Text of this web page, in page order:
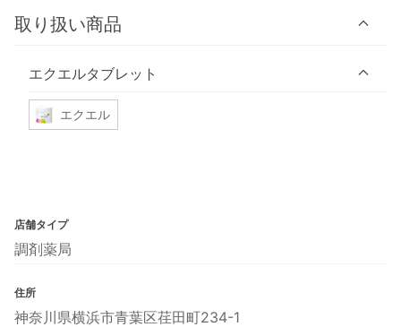
取り扱い商品
エクエルタブレット
エクエル
店舗タイプ
調剤薬局
住所
神奈川県横浜市青葉区荏田町234-1